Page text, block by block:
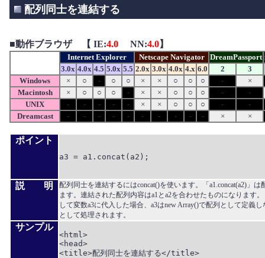
配列同士を連結する
■動作ブラウザ 【 IE:4.0 NN:4.0】
Internet Explorer Netscape Navigator DreamPassport
3.0x 4.0x 4.5 5.0x 5.5 2.0x 3.0x 4.0x 4.x 6.0 2
3
Windows
× ○ - ○ ○ × × ○ ○ ○ -
×
Macintosh
× ○ ○ ○ - × × ○ ○ ○ -
-
UNIX
- - - - - × × ○ ○ ○ -
-
Dreamcast
- - - - - - - - - - × ×
ポイント
a3 = a1.concat(a2);
説 明
配列同士を連結するにはconcat()を使います。「a1.concat(a2)」は
ます。連結された配列内容はa1とa2を合わせたものになります。
して変数a3に代入した場合、a3はnew Array()で配列として定義
として処理されます。
サンプル
<html>
<head>
<title>配列同士を連結する</title>